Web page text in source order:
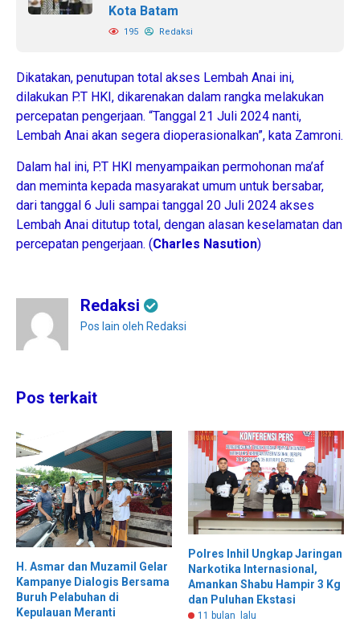
Kota Batam
195 Redaksi
Dikatakan, penutupan total akses Lembah Anai ini,
dilakukan P.T HKI, dikarenakan dalam rangka melakukan
percepatan pengerjaan. “Tanggal 21 Juli 2024 nanti,
Lembah Anai akan segera dioperasionalkan”, kata Zamroni.
Dalam hal ini, P.T HKI menyampaikan permohonan ma’af
dan meminta kepada masyarakat umum untuk bersabar,
dari tanggal 6 Juli sampai tanggal 20 Juli 2024 akses
Lembah Anai ditutup total, dengan alasan keselamatan dan
percepatan pengerjaan. (Charles Nasution)
Redaksi
Pos lain oleh Redaksi
Pos terkait
H. Asmar dan Muzamil Gelar
Kampanye Dialogis Bersama
Buruh Pelabuhan di
Kepulauan Meranti
Polres Inhil Ungkap Jaringan
Narkotika Internasional,
Amankan Shabu Hampir 3 Kg
dan Puluhan Ekstasi
11 bulan lalu